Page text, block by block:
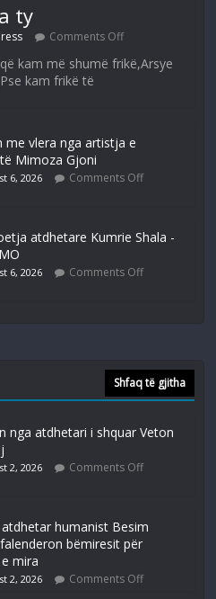
ty
Comments Off
kam më shumë frikë,Arsye
kam frikë të
me vlera nga artistja e
Mimoza Gjoni
6, 2026 Comments Off
atdhetare Kumrie Shala -
6, 2026 Comments Off
Shfaq të gjitha
nga atdhetari i shquar Veton
2, 2026 Comments Off
humanist Besim
bëmiresit për
mira
2, 2026 Comments Off